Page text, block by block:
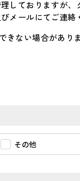
しておりますが、
メールにてご連絡
きない場合があり
その他